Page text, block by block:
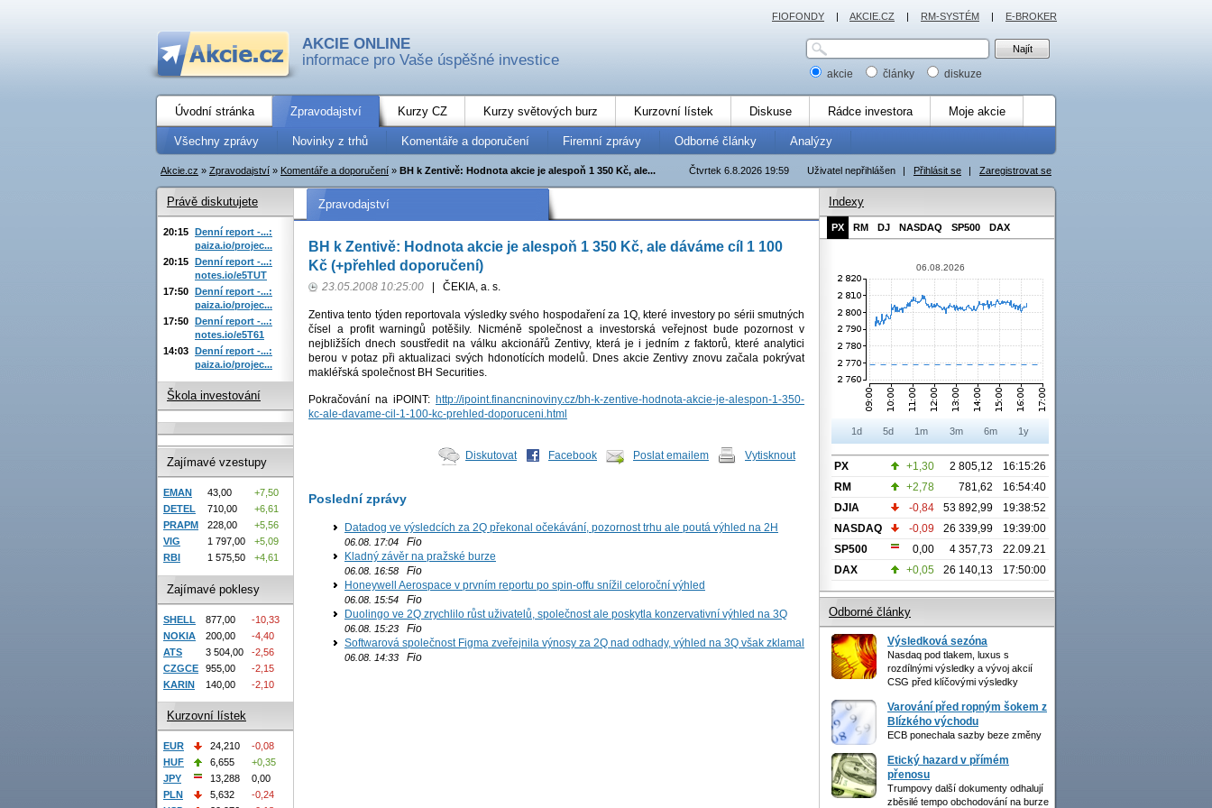
AKCIE ONLINE
informace pro Vaše úspěšné investice
akcie články diskuze
Úvodní stránka Zpravodajství Kurzy CZ Kurzy světových burz Kurzovní lístek Diskuse Rádce investora Moje akcie
Všechny zprávy Novinky z trhů Komentáře a doporučení Firemní zprávy Odborné články Analýzy
Uživatel nepřihlášen | Přihlásit se | Zaregistrovat se
Čtvrtek 6.8.2026 19:59
Akcie.cz » Zpravodajství » Komentáře a doporučení » BH k Zentivě: Hodnota akcie je alespoň 1 350 Kč, ale...
Zpravodajství
BH k Zentivě: Hodnota akcie je alespoň 1 350 Kč, ale dáváme cíl 1 100
Kč (+přehled doporučení)
23.05.2008 10:25:00 ČEKIA, a. s.
Zentiva tento týden reportovala výsledky svého hospodaření za 1Q, které investory po sérii smutných
čísel a profit warningů potěšily. Nicméně společnost a investorská veřejnost bude pozornost v
nejbližších dnech soustředit na válku akcionářů Zentivy, která je i jedním z faktorů, které analytici
berou v potaz při aktualizaci svých hdonotících modelů. Dnes akcie Zentivy znovu začala pokrývat
makléřská společnost BH Securities.
Pokračování na iPOINT: http://ipoint.financninoviny.cz/bh-k-zentive-hodnota-akcie-je-alespon-1-350-
kc-ale-davame-cil-1-100-kc-prehled-doporuceni.html
Diskutovat Facebook Poslat emailem Vytisknout
Poslední zprávy
Datadog ve výsledcích za 2Q překonal očekávání, pozornost trhu ale poutá výhled na 2H
06.08. 17:04 Fio
Kladný závěr na pražské burze
06.08. 16:58 Fio
Honeywell Aerospace v prvním reportu po spin-offu snížil celoroční výhled
06.08. 15:54 Fio
Duolingo ve 2Q zrychlilo růst uživatelů, společnost ale poskytla konzervativní výhled na 3Q
06.08. 15:23 Fio
Softwarová společnost Figma zveřejnila výnosy za 2Q nad odhady, výhled na 3Q však zklamal
06.08. 14:33 Fio
Právě diskutujete
20:15 Denní report -...:
paiza.io/projec...
20:15 Denní report -...:
notes.io/e5TUT
17:50 Denní report -...:
paiza.io/projec...
17:50 Denní report -...:
notes.io/e5T61
14:03 Denní report -...:
paiza.io/projec...
Škola investování
Zajímavé vzestupy
EMAN 43,00
+7,50
DETEL
710,00
+6,61
PRAPM
228,00
+5,56
VIG
1 797,00
+5,09
RBI
1 575,50 +4,61
Zajímavé poklesy
SHELL 877,00
-10,33
NOKIA
200,00
-4,40
ATS
3 504,00
-2,56
CZGCE
955,00
-2,15
KARIN
140,00 -2,10
Kurzovní lístek
EUR 24,210
-0,08
HUF
6,655
+0,35
JPY
13,288
0,00
PLN
5,632
-0,24
Indexy
PX RM DJ NASDAQ SP500 DAX
06.08.2026
1d 5d 1m 3m 6m 1y
PX +1,30 2 805,12
16:15:26
RM
+2,78 781,62
16:54:40
DJIA
-0,84 53 892,99
19:38:52
NASDAQ
-0,09 26 339,99
19:39:00
SP500
0,00 4 357,73
22.09.21
DAX
+0,05 26 140,13 17:50:00
Odborné články
Výsledková sezóna
Nasdaq pod tlakem, luxus s
rozdílnými výsledky a vývoj akcií
CSG před klíčovými výsledky
Varování před ropným šokem z
Blízkého východu
ECB ponechala sazby beze změny
Etický hazard v přímém
přenosu
Trumpovy další dokumenty odhalují
zběsilé tempo obchodování na burze
FIOFONDY | AKCIE.CZ | RM-SYSTÉM | E-BROKER